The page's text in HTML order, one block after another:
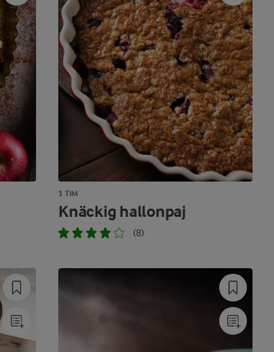
1 TIM
Knäckig hallonpaj
(8)